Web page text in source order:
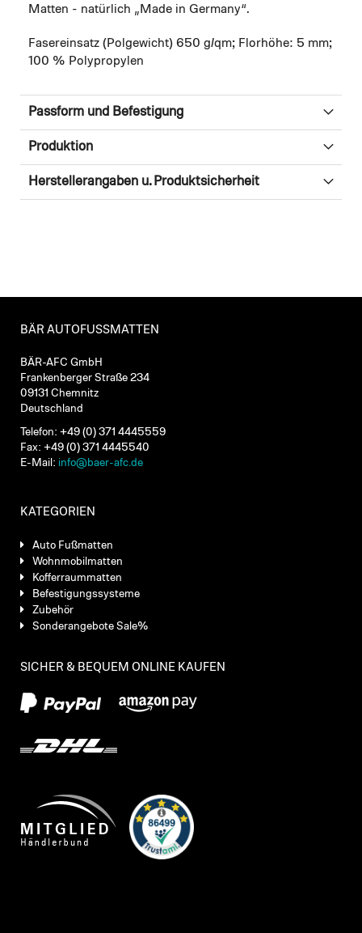
Matten - natürlich „Made in Germany“.
Fasereinsatz (Polgewicht) 650 g/qm; Florhöhe: 5 mm;
100 % Polypropylen
Passform und Befestigung
Produktion
Herstellerangaben u. Produktsicherheit
BÄR AUTOFUSSMATTEN
BÄR-AFC GmbH
Frankenberger Straße 234
09131 Chemnitz
Deutschland
Telefon: +49 (0) 371 4445559
Fax: +49 (0) 371 4445540
E-Mail: info@baer-afc.de
KATEGORIEN
Auto Fußmatten
Wohnmobilmatten
Kofferraummatten
Befestigungssysteme
Zubehör
Sonderangebote Sale%
SICHER & BEQUEM ONLINE KAUFEN